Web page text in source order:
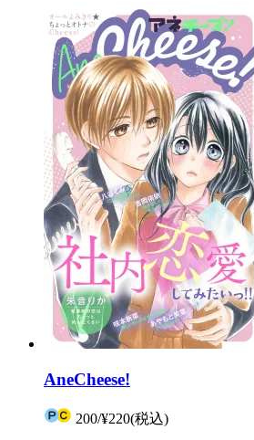
AneCheese!
200/¥220(税込)